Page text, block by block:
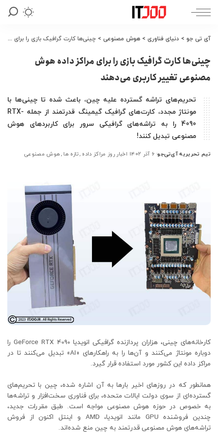
آی تی جو > دنیای فناوری > هوش مصنوعی > چینی‌ها کارت گرافیک بازی را برای مراکز داده هوش مصنوعی تغییر کاربری می‌دهند
چینی‌ها کارت گرافیک بازی را برای مراکز داده هوش
مصنوعی تغییر کاربری می‌دهند
تحریم‌های تراشه گسترده علیه چین، باعث شده تا چینی‌ها با
مونتاژ مجدد، کارت‌های گرافیک گیمینگ قدرتمند از جمله RTX-
4090 را به تراشه‌های گرافیکی سرور برای کاربردهای هوش
مصنوعی تبدیل کنند!
ارسال
تیم تحریریه آی‌تی‌جو ۶ آذر ۱۴۰۲ اخبار روز مراکز داده تازه ها هوش مصنوعی
کارخانه‌های چینی، هزاران پردازنده گرافیکی انویدیا GeForce RTX 4090 را
دوباره مونتاژ می‌کنند و آن‌ها را به راهکارهای «AI» تبدیل می‌کنند تا در
مراکز داده این کشور مورد استفاده قرار گیرد.
همانطور که در روزهای اخیر بارها به آن اشاره شده، چین با تحریم‌های
گسترده‌ای از سوی دولت ایالات متحده، برای فناوری سخت‌افزار و تراشه‌ها
به خصوص در حوزه هوش مصنوعی مواجه است. طبق مقررات جدید،
چندین فروشنده GPU مانند انویدیا، AMD و اینتل اکنون از فروش
تراشه‌های هوش مصنوعی قدرتمند به چین منع شده‌اند.